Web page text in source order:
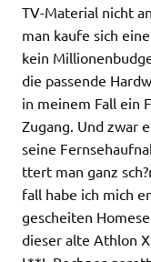
TV-Material nicht
man kaufe sich
kein
die passende
in meinem Fall ein
Zugang. Und zwar
seine
ttert man ganz
fall habe ich mich
gescheiten
dieser alte Athlon